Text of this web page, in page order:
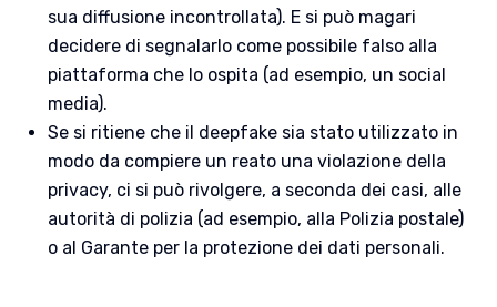
sua diffusione incontrollata). E si può magari
decidere di segnalarlo come possibile falso alla
piattaforma che lo ospita (ad esempio, un social
media).
Se si ritiene che il deepfake sia stato utilizzato in
modo da compiere un reato una violazione della
privacy, ci si può rivolgere, a seconda dei casi, alle
autorità di polizia (ad esempio, alla Polizia postale)
o al Garante per la protezione dei dati personali.